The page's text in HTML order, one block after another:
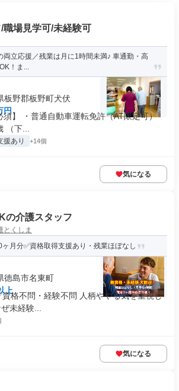
職場見学可/未経験可
両立応援／残業は月に1時間未満♪ 車通勤・高
！ま...
板野郡板野町犬伏
円
須】 ・普通自動車運転免許（AT限定可）
（下...
援あり +14個
気になる
の介護スタッフ
とくしま
月分✅資格取得支援あり・残業ほぼなし
徳島市名東町
上
資格不問・経験不問 人柄ややる気を重視し
未経験...
気になる